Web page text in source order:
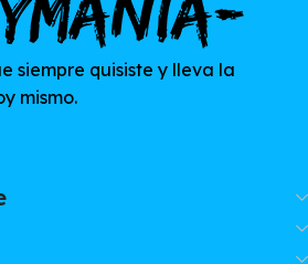
siempre quisiste y lleva la
mismo.